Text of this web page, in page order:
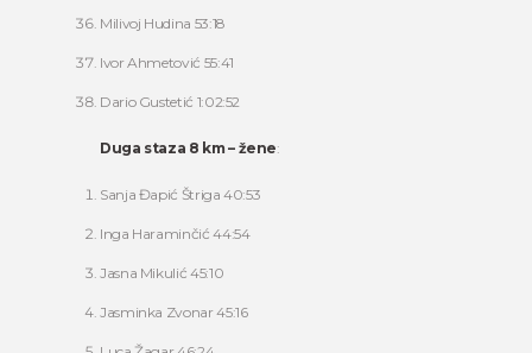
Milivoj Hudina 53:18
Ivor Ahmetović 55:41
Dario Gustetić 1:02:52
Duga staza 8 km – žene:
Sanja Đapić Štriga 40:53
Inga Haraminčić 44:54
Jasna Mikulić 45:10
Jasminka Zvonar 45:16